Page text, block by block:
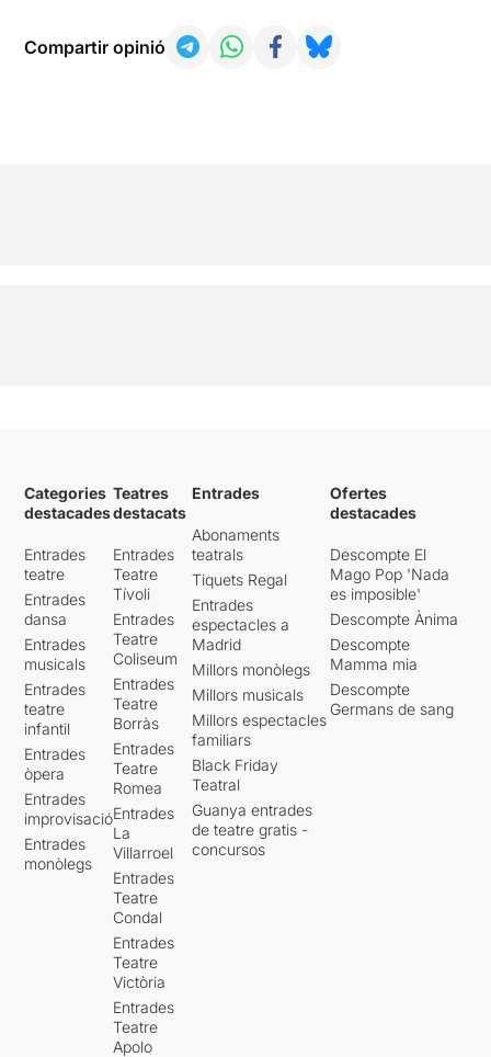
Compartir opinió
Categories
destacades
Entrades
teatre
Entrades
dansa
Entrades
musicals
Entrades
teatre
infantil
Entrades
òpera
Entrades
improvisació
Entrades
monòlegs
Teatres
destacats
Entrades
Teatre
Tívoli
Entrades
Teatre
Coliseum
Entrades
Teatre
Borràs
Entrades
Teatre
Romea
Entrades
La
Villarroel
Entrades
Teatre
Condal
Entrades
Teatre
Victòria
Entrades
Teatre
Apolo
Entrades
Abonaments
teatrals
Tiquets Regal
Entrades
espectacles a
Madrid
Millors monòlegs
Millors musicals
Millors espectacles
familiars
Black Friday
Teatral
Guanya entrades
de teatre gratis -
concursos
Ofertes
destacades
Descompte El
Mago Pop 'Nada
es imposible'
Descompte Ànima
Descompte
Mamma mia
Descompte
Germans de sang